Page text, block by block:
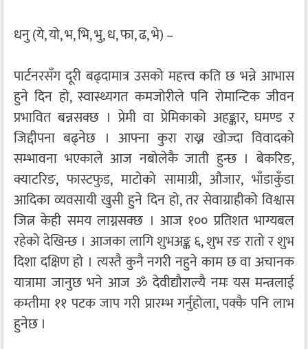
धनु (ये, यो, भ, भि, भु, ध, फा, ढ, भे) –
पार्टनरसँग दूरी बढ्दामात्र उसको महत्त्व कति छ भन्ने आभास
हुने दिन हो, स्वास्थ्यगत कमजोरीले पनि रोमान्टिक जीवन
प्रभावित बन्नसक्छ । प्रेमी वा प्रेमिकाको अहङ्कार, घमण्ड र
जिद्दीपना बढ्नेछ । आफ्ना कुरा राख्न खोज्दा विवादको
सम्भावना भएकाले आज नबोलेकै जाती हुन्छ । बेकरिङ,
क्याटरिङ, फास्टफुड, माटोको सामाग्री, औजार, भाँडाकुँडा
आदिका व्यवसायी खुसी हुने दिन हो, तर सेवाग्राहीको विश्वास
जित्न केही समय लाग्नसक्छ । आज १०० प्रतिशत भाग्यबल
रहेको देखिन्छ । आजका लागि शुभअङ्क ६, शुभ रङ रातो र शुभ
दिशा दक्षिण हो । त्यस्तै कुनै नगरी नहुने काम छ वा अचानक
यात्रामा जानुछ भने आज ॐ देवीद्यौराल्यै नमः यस मन्त्रलाई
कम्तीमा ११ पटक जाप गरी प्रारम्भ गर्नुहोला, पक्कै पनि लाभ
हुनेछ ।